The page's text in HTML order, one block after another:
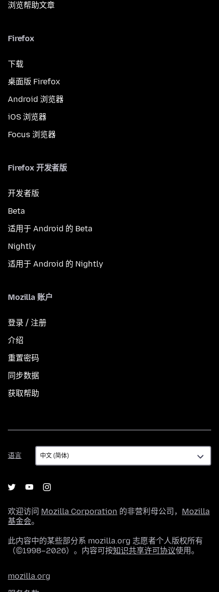
浏览帮助文章
Firefox
下载
桌面版 Firefox
Android 浏览器
iOS 浏览器
Focus 浏览器
Firefox 开发者版
开发者版
Beta
适用于 Android 的 Beta
Nightly
适用于 Android 的 Nightly
Mozilla 账户
登录 / 注册
介绍
重置密码
同步数据
获取帮助
语言
语
言
欢迎访问 Mozilla Corporation 的非营利母公司， Mozilla
基金会。
此内容中的某些部分系 mozilla.org 志愿者个人版权所有
（©1998–2026）。内容可按知识共享许可协议使用。
mozilla.org